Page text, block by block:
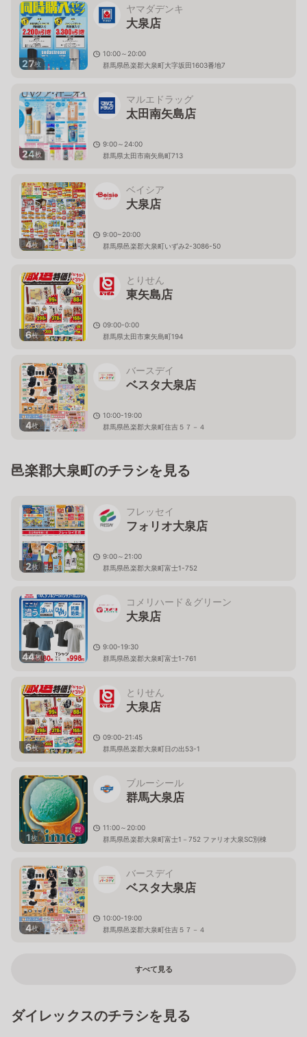
27枚
ヤマダデンキ
大泉店
10:00～20:00
群馬県邑楽郡大泉町大字坂田1603番地7
24枚
マルエドラッグ
太田南矢島店
9:00～24:00
群馬県太田市南矢島町713
4枚
ベイシア
大泉店
9:00~20:00
群馬県邑楽郡大泉町いずみ2-3086-50
6枚
とりせん
東矢島店
09:00-0:00
群馬県太田市東矢島町194
4枚
バースデイ
ベスタ大泉店
10:00-19:00
群馬県邑楽郡大泉町住吉５７－４
邑楽郡大泉町のチラシを見る
2枚
フレッセイ
フォリオ大泉店
9:00～21:00
群馬県邑楽郡大泉町富士1-752
44枚
コメリハード＆グリーン
大泉店
9:00-19:30
群馬県邑楽郡大泉町富士1-761
6枚
とりせん
大泉店
09:00-21:45
群馬県邑楽郡大泉町日の出53-1
1枚
ブルーシール
群馬大泉店
11:00～20:00
群馬県邑楽郡大泉町富士1－752 ファリオ大泉SC別棟
4枚
バースデイ
ベスタ大泉店
10:00-19:00
群馬県邑楽郡大泉町住吉５７－４
すべて見る
ダイレックスのチラシを見る